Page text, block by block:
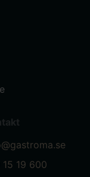
15 19 600